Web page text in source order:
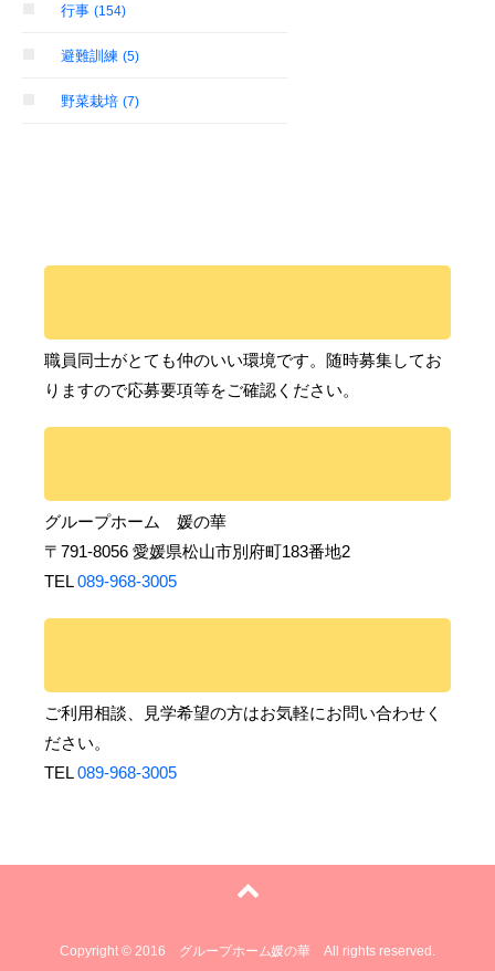
行事 (154)
避難訓練 (5)
野菜栽培 (7)
職員同士がとても仲のいい環境です。随時募集してお
りますので応募要項等をご確認ください。
グループホーム 媛の華
〒791-8056 愛媛県松山市別府町183番地2
TEL089-968-3005
ご利用相談、見学希望の方はお気軽にお問い合わせく
ださい。
TEL089-968-3005
Copyright © 2016 グループホーム媛の華 All rights reserved.